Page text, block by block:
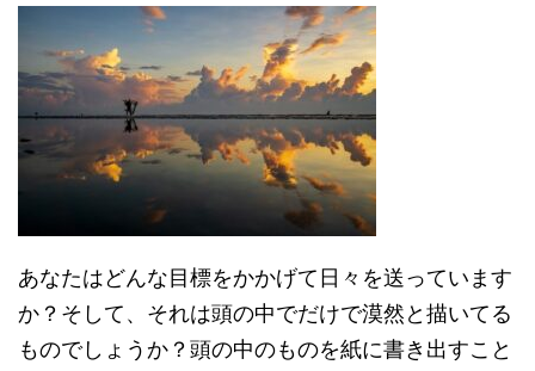
あなたはどんな目標をかかげて日々を送っています
か？そして、それは頭の中でだけで漠然と描いてる
ものでしょうか？頭の中のものを紙に書き出すこと